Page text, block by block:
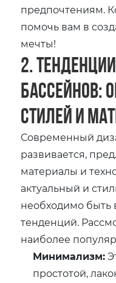
предпочтениям.
помочь вам в
мечты!
2.
бассейнов:
стилей и
Современный
развивается,
материалы и
актуальный и
необходимо быть
тенденций.
наиболее
Минимализм:
простотой,